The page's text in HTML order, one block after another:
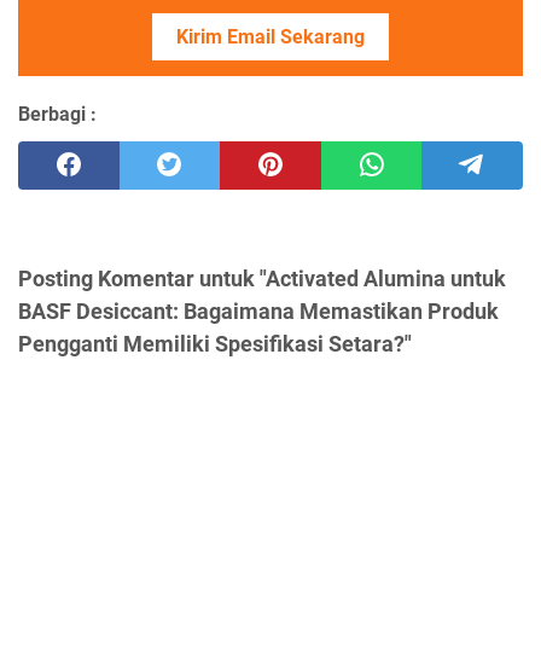
Kirim Email Sekarang
Berbagi :
Posting Komentar untuk "Activated Alumina untuk
BASF Desiccant: Bagaimana Memastikan Produk
Pengganti Memiliki Spesifikasi Setara?"